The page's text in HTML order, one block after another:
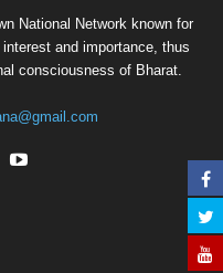
National Network known for
and importance, thus
consciousness of Bharat.